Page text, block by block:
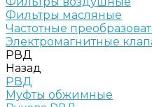
Фильтры масляные
Частотные
Электромагнитные
РВД
Назад
РВД
Муфты обжимные